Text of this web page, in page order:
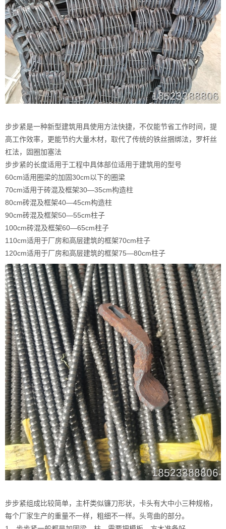
步步紧是一种新型建筑用具使用方法快捷，不仅能节省工作时间，提
高工作效率，更能节约大量木材，取代了传统的铁丝捆绑法，罗杆丝
杠法，固圈加塞法
步步紧的长度适用于工程中具体部位适用于建筑用的型号
60cm适用圈梁的加固30cm以下的圈梁
70cm适用于砖混及框架30—35cm构造柱
80cm砖混及框架40—45cm构造柱
90cm砖混及框架50—55cm柱子
100cm砖混及框架60—65cm柱子
110cm适用于厂房和高层建筑的框架70cm柱子
120cm适用于厂房和高层建筑的框架75—80cm柱子
步步紧组成比较简单，主杆类似镰刀形状，卡头有大中小三种规格，
每个厂家生产的重量不一样，粗细不一样。头弯曲的部分。